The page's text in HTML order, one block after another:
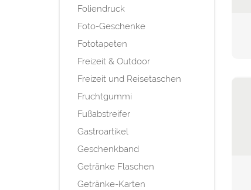
Foliendruck
Foto-Geschenke
Fototapeten
Freizeit & Outdoor
Freizeit und Reisetaschen
Fruchtgummi
Fußabstreifer
Gastroartikel
Geschenkband
Getränke Flaschen
Getränke-Karten